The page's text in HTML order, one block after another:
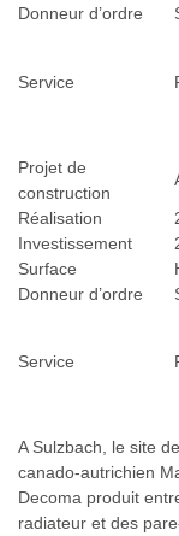
Donneur d’ordre
Service
Projet de
construction
Réalisation
Investissement
Surface
Donneur d’ordre
Service
A Sulzbach, le site
canado-autrichien
Decoma produit
radiateur et des